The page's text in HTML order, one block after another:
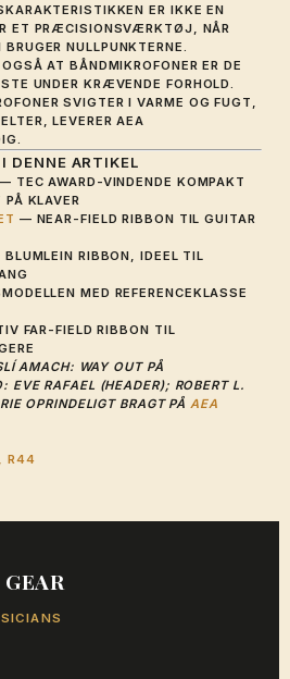
ER IKKE EN
ET PRÆCISIONSVÆRKTØJ, NÅR
NULLPUNKTERNE.
AT BÅNDMIKROFONER ER DE
UNDER KRÆVENDE FORHOLD.
SVIGTER I VARME OG FUGT,
LEVERER AEA
DENNE ARTIKEL
— TEC AWARD-VINDENDE KOMPAKT
KLAVER
— NEAR-FIELD RIBBON TIL GUITAR
RIBBON, IDEEL TIL
MED REFERENCEKLASSE
FAR-FIELD RIBBON TIL
AMACH: WAY OUT PÅ
EVE RAFAEL (HEADER); ROBERT L.
OPRINDELIGT BRAGT PÅ AEA
R44